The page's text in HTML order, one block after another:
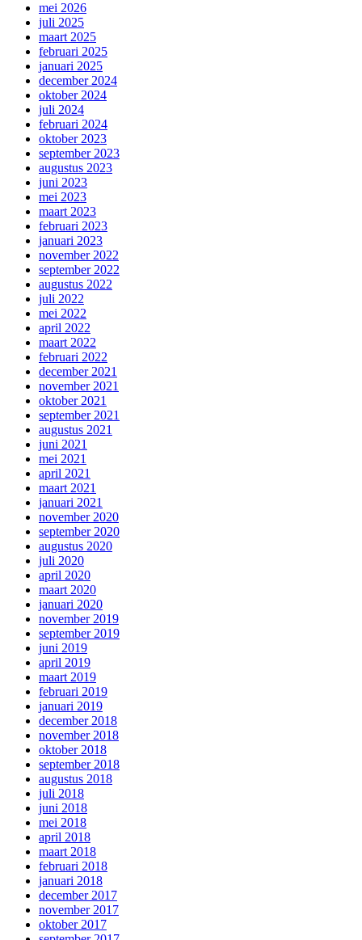
mei 2026
juli 2025
maart 2025
februari 2025
januari 2025
december 2024
oktober 2024
juli 2024
februari 2024
oktober 2023
september 2023
augustus 2023
juni 2023
mei 2023
maart 2023
februari 2023
januari 2023
november 2022
september 2022
augustus 2022
juli 2022
mei 2022
april 2022
maart 2022
februari 2022
december 2021
november 2021
oktober 2021
september 2021
augustus 2021
juni 2021
mei 2021
april 2021
maart 2021
januari 2021
november 2020
september 2020
augustus 2020
juli 2020
april 2020
maart 2020
januari 2020
november 2019
september 2019
juni 2019
april 2019
maart 2019
februari 2019
januari 2019
december 2018
november 2018
oktober 2018
september 2018
augustus 2018
juli 2018
juni 2018
mei 2018
april 2018
maart 2018
februari 2018
januari 2018
december 2017
november 2017
oktober 2017